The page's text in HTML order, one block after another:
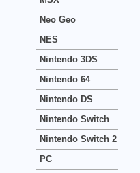
Neo Geo
NES
Nintendo 3DS
Nintendo 64
Nintendo DS
Nintendo Switch
Nintendo Switch 2
PC